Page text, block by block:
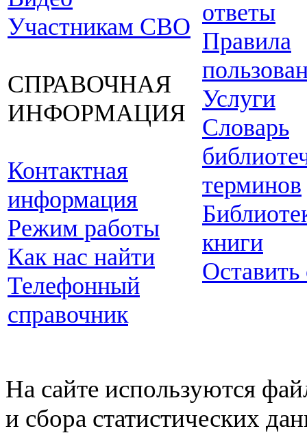
Участникам СВО
СПРАВОЧНАЯ
ИНФОРМАЦИЯ
Контактная
информация
Режим работы
Как нас найти
Телефонный
справочник
ответы
Правила
Услуги
Словарь
терминов
книги
Оставить
На сайте используются
и сбора статистических